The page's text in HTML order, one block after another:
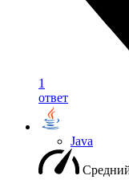
1
ответ
Java